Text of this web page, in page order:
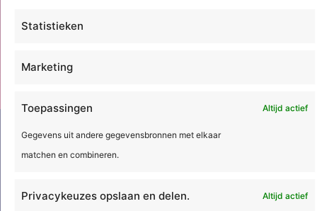
Statistieken
Marketing
Toepassingen Altijd actief
Gegevens uit andere gegevensbronnen met elkaar
matchen en combineren.
Privacykeuzes opslaan en delen. Altijd actief